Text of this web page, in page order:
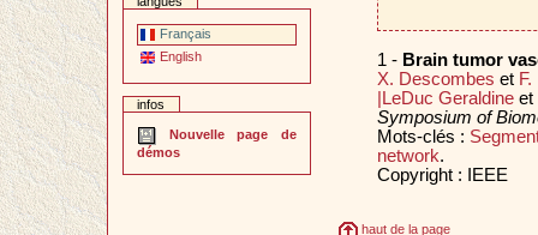
Français
English
infos
Nouvelle page de
démos
1 - Brain tumor
X. Descombes et F.
|LeDuc Geraldineet
Symposium of
Mots-clés :
network.
Copyright : IEEE
haut de la page